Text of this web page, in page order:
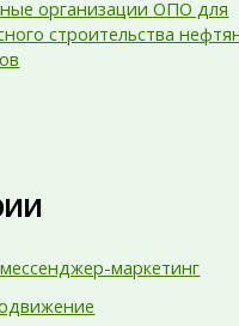
организации ОПО для
строительства
маркетинг